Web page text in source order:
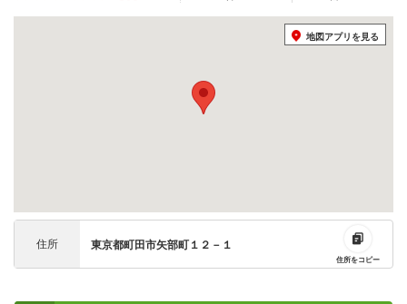
地図アプリを見る
住所 東京都町田市矢部町１２－１
住所をコピー